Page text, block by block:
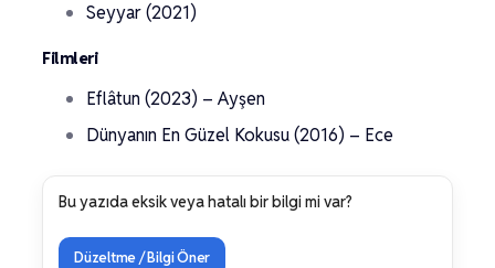
Seyyar (2021)
Filmleri
Eflâtun (2023) – Ayşen
Dünyanın En Güzel Kokusu (2016) – Ece
Bu yazıda eksik veya hatalı bir bilgi mi var?
Düzeltme / Bilgi Öner